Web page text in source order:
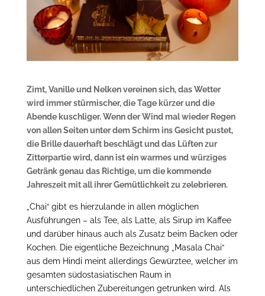
Zimt, Vanille und Nelken vereinen sich, das Wetter
wird immer stürmischer, die Tage kürzer und die
Abende kuschliger. Wenn der Wind mal wieder Regen
von allen Seiten unter dem Schirm ins Gesicht pustet,
die Brille dauerhaft beschlägt und das Lüften zur
Zitterpartie wird, dann ist ein warmes und würziges
Getränk genau das Richtige, um die kommende
Jahreszeit mit all ihrer Gemütlichkeit zu zelebrieren.
„Chai“ gibt es hierzulande in allen möglichen
Ausführungen – als Tee, als Latte, als Sirup im Kaffee
und darüber hinaus auch als Zusatz beim Backen oder
Kochen. Die eigentliche Bezeichnung „Masala Chai“
aus dem Hindi meint allerdings Gewürztee, welcher im
gesamten südostasiatischen Raum in
unterschiedlichen Zubereitungen getrunken wird. Als